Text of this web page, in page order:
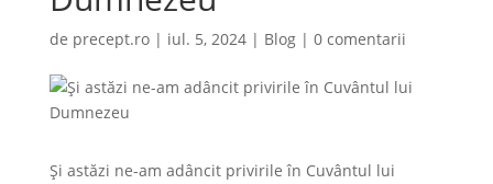
de precept.ro| iul. 5, 2024| Blog| 0 comentarii
Și astăzi ne-am adâncit privirile în Cuvântul lui